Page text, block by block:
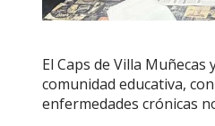
El Caps de Villa
comunidad educativa,
enfermedades crónicas